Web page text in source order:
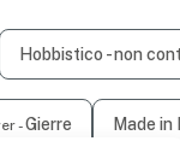
Hobbistico - non
-Gierre Made